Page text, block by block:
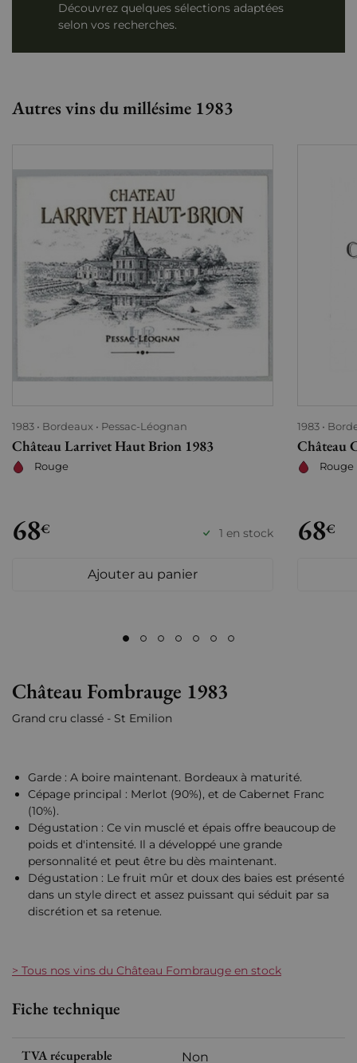
Découvrez quelques sélections adaptées
selon vos recherches.
Autres vins du millésime 1983
1983 Bordeaux Pessac-Léognan
Château Larrivet Haut Brion 1983
Rouge
68€ 1 en stock
Ajouter au panier
1983
Château
Rouge
68€
Château Fombrauge 1983
Grand cru classé - St Emilion
Garde : A boire maintenant. Bordeaux à maturité.
Cépage principal : Merlot (90%), et de Cabernet Franc
(10%).
Dégustation : Ce vin musclé et épais offre beaucoup de
poids et d'intensité. Il a développé une grande
personnalité et peut être bu dès maintenant.
Dégustation : Le fruit mûr et doux des baies est présenté
dans un style direct et assez puissant qui séduit par sa
discrétion et sa retenue.
> Tous nos vins du Château Fombrauge en stock
Fiche technique
TVA récuperable Non